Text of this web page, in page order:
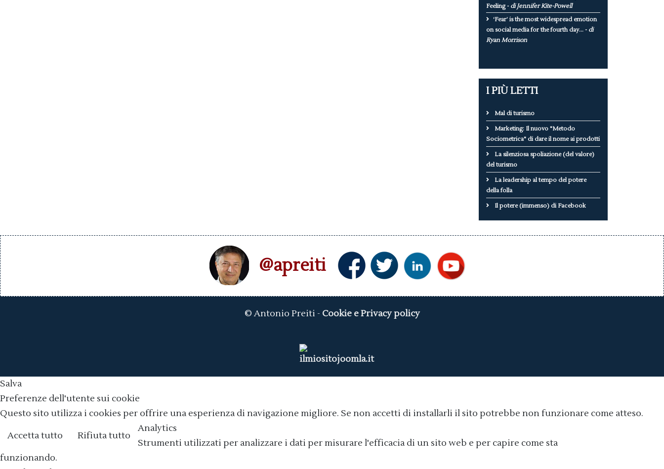
Feeling - di Jennifer Kite-Powell
‘Fear’ is the most widespread emotion
on social media for the fourth day... - di
Ryan Morrison
I PIÙ LETTI
Mal di turismo
Marketing: Il nuovo "Metodo
Sociometrica" di dare il nome ai prodotti
La silenziosa spoliazione (del valore)
del turismo
La leadership al tempo del potere
della folla
Il potere (immenso) di Facebook
@apreiti
© Antonio Preiti - Cookie e Privacy policy
Salva
Preferenze dell'utente sui cookie
Questo sito utilizza i cookies per offrire una esperienza di navigazione migliore. Se non accetti di installarli il sito potrebbe non funzionare come atteso.
Accetta tutto
Rifiuta tutto
Analytics
Strumenti utilizzati per analizzare i dati per misurare l'efficacia di un sito web e per capire come sta
funzionando.